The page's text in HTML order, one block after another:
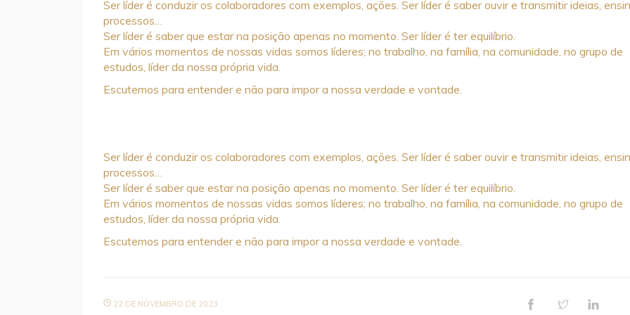
Ser líder é conduzir os colaboradores com exemplos, ações. Ser líder é saber ouvir e transmitir ideias,
processos…
Ser líder é saber que estar na posição apenas no momento. Ser líder é ter equilíbrio.
Em vários momentos de nossas vidas somos líderes; no trabalho, na família, na comunidade, no grupo de
estudos, líder da nossa própria vida.
Escutemos para entender e não para impor a nossa verdade e vontade.
Ser líder é conduzir os colaboradores com exemplos, ações. Ser líder é saber ouvir e transmitir ideias,
processos…
Ser líder é saber que estar na posição apenas no momento. Ser líder é ter equilíbrio.
Em vários momentos de nossas vidas somos líderes; no trabalho, na família, na comunidade, no grupo de
estudos, líder da nossa própria vida.
Escutemos para entender e não para impor a nossa verdade e vontade.
22 DE NOVEMBRO DE 2023